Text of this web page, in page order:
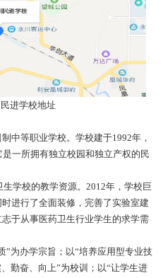
进学校地址
中等职业学校。学校建于1992年，
一所拥有独立校园和独立产权的民
学校的教学资源。2012年，学校巨
进行了全面装修，完善了实验室建
于从事医药卫生行业学生的求学需
”为办学宗旨；以“培养应用型专业技
勤奋、向上”为校训；以“让学生进